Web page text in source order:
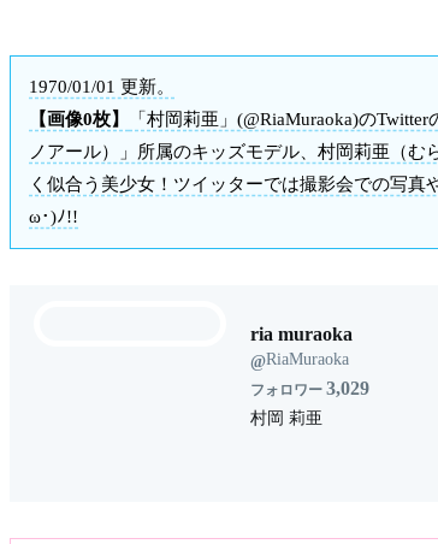
1970/01/01 更新。
【画像0枚】
「村岡莉亜」(@RiaMuraoka)の
ノアール）」所属のキッズモデル、村岡莉亜（
く似合う美少女！ツイッターでは撮影会での写
ω･)ﾉ!!
ria muraoka
@RiaMuraoka
フォロワー 3,029
村岡 莉亜